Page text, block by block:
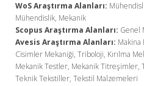
WoS Araştırma Alanları:
Mühendislik, Mekanik
Scopus Araştırma Alanları: Genel
Avesis Araştırma Alanları: Makina
Cisimler Mekaniği, Triboloji, Kırılma
Mekanik Testler, Mekanik Titreşimler,
Teknik Tekstiller, Tekstil Malzemeleri